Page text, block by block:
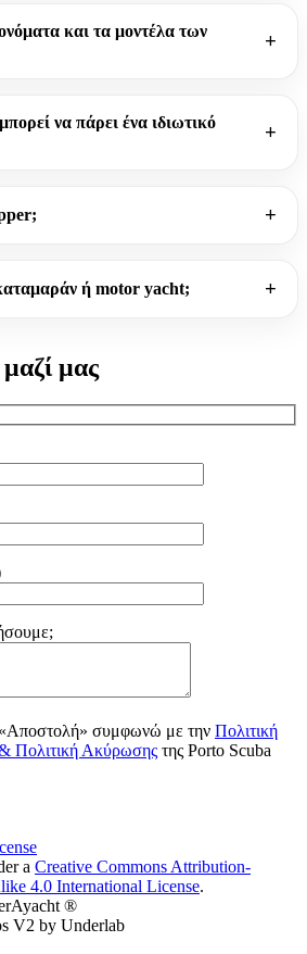
και τα μοντέλα των
να πάρει ένα ιδιωτικό
ή motor yacht;
μας
συμφωνώ με την Πολιτική
Πολιτική Ακύρωσης της Porto Scuba
a Creative Commons Attribution-
4.0 International License.
®
V2 by Underlab